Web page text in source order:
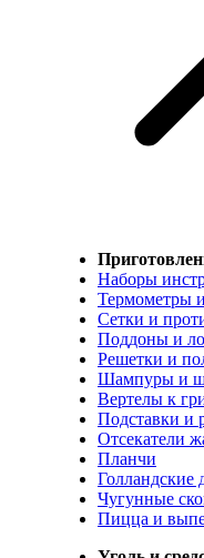
Наборы
Термометры
Сетки и
Поддоны и
Решетки и
Шампуры и
Вертелы к
Подставки и
Отсекатели
Планчи
Голландские
Чугунные
Пицца и